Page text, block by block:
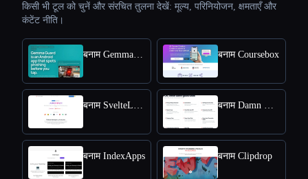
किसी भी टूल को चुनें और संरचित तुलना देखें: मूल्य, परिनियोजन, क्षमताएँ और
कंटेंट नीति।
बनाम Gemma Guard बनाम Coursebox
बनाम SvelteLaunch बनाम Damn Good Tools
बनाम IndexApps बनाम Clipdrop